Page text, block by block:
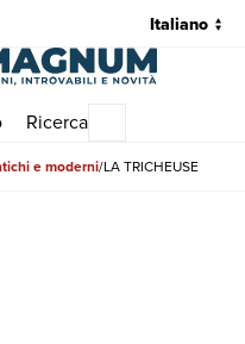
Ricerca
e moderni LA TRICHEUSE
| Des Cars Guy